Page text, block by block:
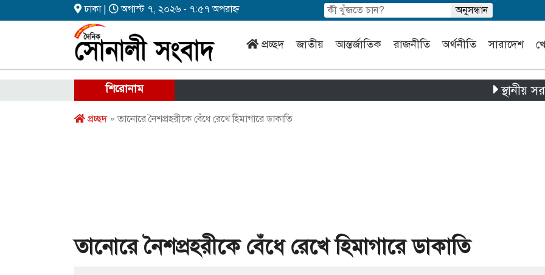
ঢাকা | অগাস্ট ৭, ২০২৬ - ৭:৫৭ অপরাহ্ন
প্রচ্ছদ জাতীয় আন্তর্জাতিক রাজনীতি অর্থনীতি সারাদেশ
শিরোনাম স্থানীয় সরকার
প্রচ্ছদ» তানোরে নৈশপ্রহরীকে বেঁধে রেখে হিমাগারে ডাকাতি
তানোরে নৈশপ্রহরীকে বেঁধে রেখে হিমাগারে ডাকাতি